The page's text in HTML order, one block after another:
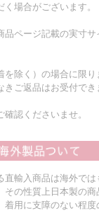
場合がございます。
品ページ記載の実寸サ
除く）の場合に限り
ご返品はお受付でき
確認くださいませ。
直輸入商品は海外では
その性質上日本製の
着用に支障のない程